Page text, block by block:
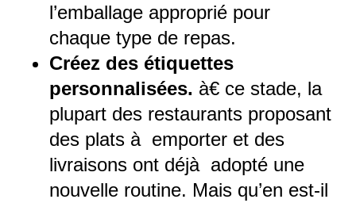
l’emballage approprié pour
chaque type de repas.
Créez des étiquettes
personnalisées. à€ ce stade, la
plupart des restaurants proposant
des plats à emporter et des
livraisons ont déjà adopté une
nouvelle routine. Mais qu’en est-il